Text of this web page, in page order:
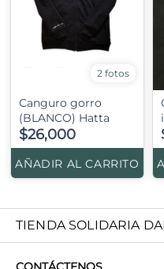
2 fotos
Canguro gorro
(BLANCO) Hatta
$26,000
AÑADIR AL CARRITO
TIENDA SOLIDARIA